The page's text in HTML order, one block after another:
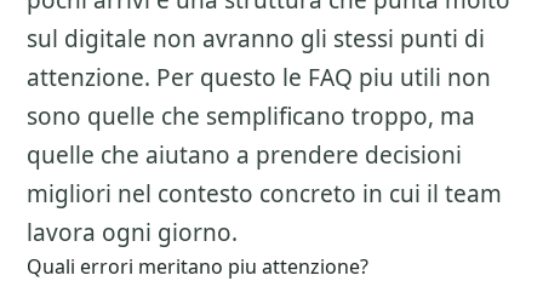
sul digitale non avranno gli stessi punti di
attenzione. Per questo le FAQ piu utili non
sono quelle che semplificano troppo, ma
quelle che aiutano a prendere decisioni
migliori nel contesto concreto in cui il team
lavora ogni giorno.
Quali errori meritano piu attenzione?